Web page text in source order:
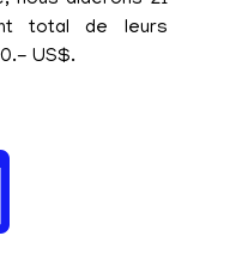
total de leurs
US$.